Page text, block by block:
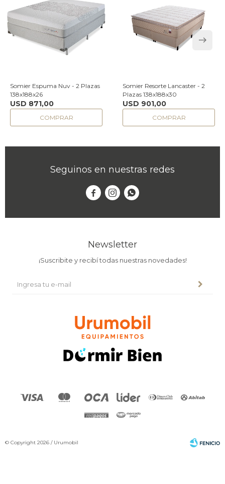
Somier Espuma Nuv - 2 Plazas
138x188x26
USD 871,00
Somier Resorte Lancaster - 2
Plazas 138x188x30
USD 901,00
Seguinos en nuestras redes
  
Newsletter
¡Suscribite y recibí todas nuestras novedades!
© Copyright 2026 / Urumobil